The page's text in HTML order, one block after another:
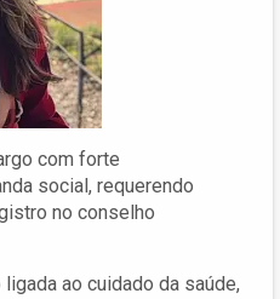
com forte
social, requerendo
no conselho
ao cuidado da saúde,